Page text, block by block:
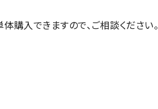
購入できますので、ご相談ください。